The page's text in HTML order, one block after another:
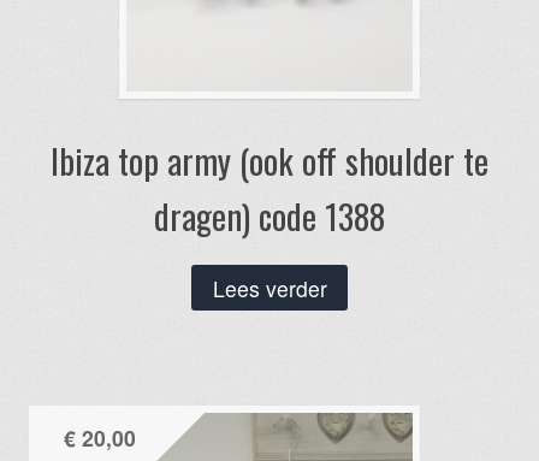
Ibiza top army (ook off shoulder te
dragen) code 1388
Lees verder
€20,00